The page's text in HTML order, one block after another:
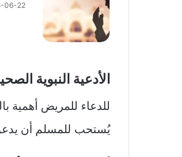
06-22
الأدعية النبوية
للدعاء للمريض أهمية
يُستحب للمسلم أن